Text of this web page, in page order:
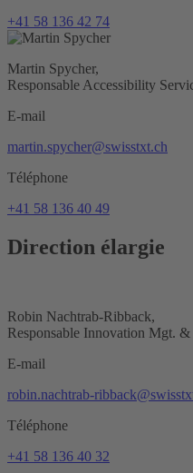
+41 58 136 42 74
Martin Spycher,
Responsable Accessibility
E-mail
martin.spycher@swisstxt.ch
Téléphone
+41 58 136 40 49
Direction élargie
Robin Nachtrab-Ribback,
Responsable Innovation Mgt.
E-mail
robin.nachtrab-
Téléphone
+41 58 136 40 32